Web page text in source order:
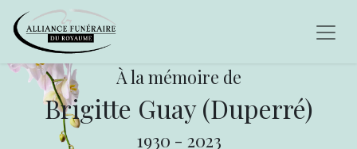
À la mémoire de
Brigitte Guay (Duperré)
1930 - 2023